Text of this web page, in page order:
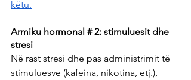
këtu.
Armiku hormonal # 2: stimuluesit dhe
stresi
Në rast stresi dhe pas administrimit të
stimuluesve (kafeina, nikotina, etj.),